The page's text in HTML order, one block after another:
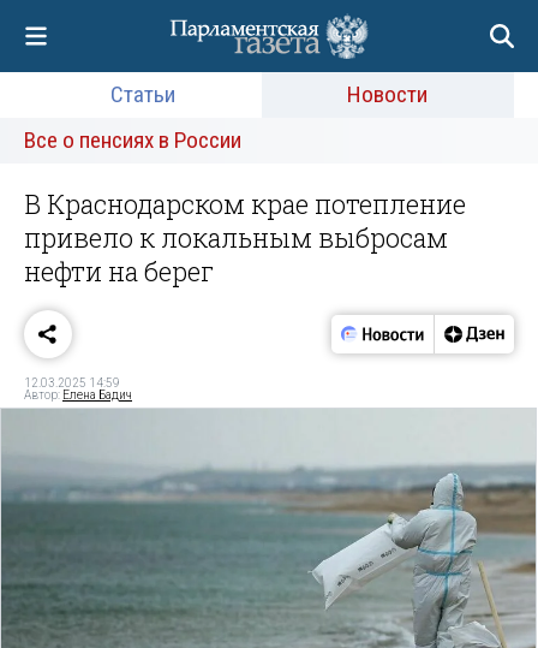
Статьи
Новости
Все о пенсиях в России
В Краснодарском крае потепление
привело к локальным выбросам
нефти на берег
12.03.2025 14:59
Автор: Елена Бадич